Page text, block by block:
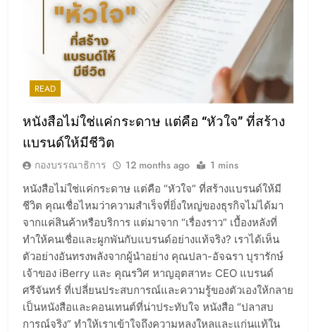
READ
หนังสือไม่ใช่แค่กระดาษ แต่คือ “หัวใจ” ที่สร้าง
แบรนด์ให้มีชีวิต
กองบรรณาธิการ 12 months ago 1 mins
หนังสือไม่ใช่แค่กระดาษ แต่คือ “หัวใจ” ที่สร้างแบรนด์ให้มี
ชีวิต คุณเชื่อไหมว่าความสำเร็จที่ยิ่งใหญ่ของธุรกิจไม่ได้มา
จากแค่สินค้าหรือบริการ แต่มาจาก “เรื่องราว” เบื้องหลังที่
ทำให้คนเชื่อและผูกพันกับแบรนด์อย่างแท้จริง? เราได้เห็น
ตัวอย่างอันทรงพลังจากผู้นำอย่าง คุณปลา-อัจฉรา บุรารักษ์
เจ้าของ iBerry และ คุณรวิศ หาญอุตสาหะ CEO แบรนด์
ศรีจันทร์ ที่เปลี่ยนประสบการณ์และความรู้ของตัวเองให้กลาย
เป็นหนังสือและคอนเทนต์ที่น่าประทับใจ หนังสือ “ปลาสบ
การณ์จริง” ทำให้เราเข้าใจถึงความหลงใหลและแก่นแท้ใน